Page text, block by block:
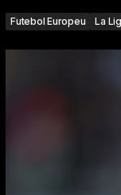
Futebol Europeu La